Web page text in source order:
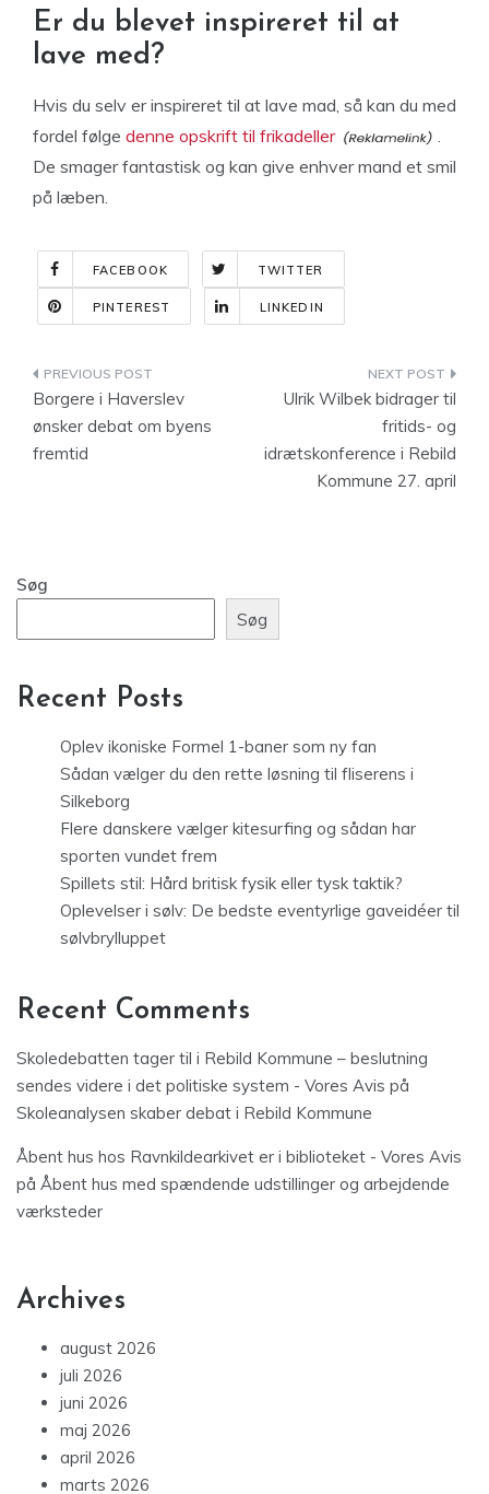
Er du blevet inspireret til at
lave med?
Hvis du selv er inspireret til at lave mad, så kan du med
fordel følge denne opskrift til frikadeller
.
De smager fantastisk og kan give enhver mand et smil
på læben.
FACEBOOK TWITTER
PINTEREST LINKEDIN
Indlægsnavigation
Borgere i Haverslev
ønsker debat om byens
fremtid
Ulrik Wilbek bidrager til
fritids- og
idrætskonference i Rebild
Kommune 27. april
Søg
Søg
Recent Posts
Oplev ikoniske Formel 1-baner som ny fan
Sådan vælger du den rette løsning til fliserens i
Silkeborg
Flere danskere vælger kitesurfing og sådan har
sporten vundet frem
Spillets stil: Hård britisk fysik eller tysk taktik?
Oplevelser i sølv: De bedste eventyrlige gaveidéer til
sølvbrylluppet
Recent Comments
Skoledebatten tager til i Rebild Kommune – beslutning
sendes videre i det politiske system - Vores Avis på
Skoleanalysen skaber debat i Rebild Kommune
Åbent hus hos Ravnkildearkivet er i biblioteket - Vores Avis
på Åbent hus med spændende udstillinger og arbejdende
værksteder
Archives
august 2026
juli 2026
juni 2026
maj 2026
april 2026
marts 2026